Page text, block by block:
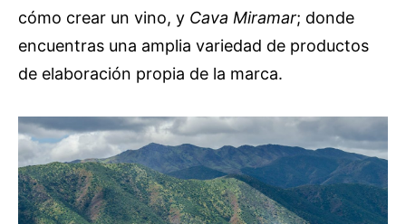
cómo crear un vino, y Cava Miramar; donde
encuentras una amplia variedad de productos
de elaboración propia de la marca.